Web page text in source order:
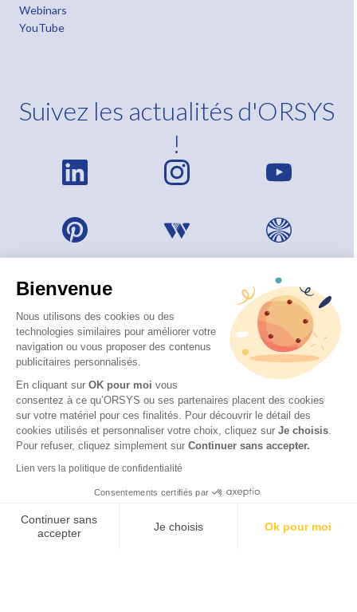
Bienvenue
Nous utilisons des cookies ou des
technologies similaires pour améliorer votre
navigation ou vous proposer des contenus
publicitaires personnalisés.
En cliquant sur OK pour moi vous
consentez à ce qu’ORSYS ou ses partenaires placent des cookies
sur votre matériel pour ces finalités. Pour découvrir le détail des
cookies utilisés et personnaliser votre choix, cliquez sur Je choisis.
Pour refuser, cliquez simplement sur Continuer sans accepter.
Lien vers la politique de confidentialité
Consentements certifiés par
Continuer sans
accepter
Je choisis Ok pour moi
Webinars
YouTube
Suivez les actualités d'ORSYS
!
© 2026 ORSYS
Mentions légales
Protection des données personnelles
Accessibilité : partiellement conforme (62 %) – Consulter
la déclaration d’accessibilité